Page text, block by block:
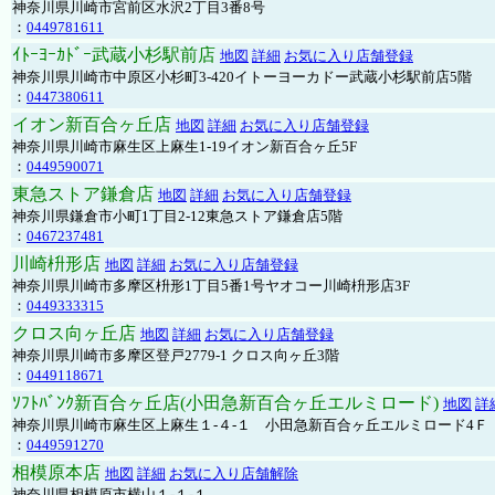
神奈川県川崎市宮前区水沢2丁目3番8号
： 0449781611
ｲﾄｰﾖｰｶﾄﾞｰ武蔵小杉駅前店 地図 詳細 お気に入り店舗登録
神奈川県川崎市中原区小杉町3-420イトーヨーカドー武蔵小杉駅前店5階
： 0447380611
イオン新百合ヶ丘店 地図 詳細 お気に入り店舗登録
神奈川県川崎市麻生区上麻生1-19イオン新百合ヶ丘5F
： 0449590071
東急ストア鎌倉店 地図 詳細 お気に入り店舗登録
神奈川県鎌倉市小町1丁目2-12東急ストア鎌倉店5階
： 0467237481
川崎枡形店 地図 詳細 お気に入り店舗登録
神奈川県川崎市多摩区枡形1丁目5番1号ヤオコー川崎枡形店3F
： 0449333315
クロス向ヶ丘店 地図 詳細 お気に入り店舗登録
神奈川県川崎市多摩区登戸2779-1 クロス向ヶ丘3階
： 0449118671
ｿﾌﾄﾊﾞﾝｸ新百合ヶ丘店(小田急新百合ヶ丘エルミロード) 地図 詳
神奈川県川崎市麻生区上麻生１-４-１ 小田急新百合ヶ丘エルミロード4Ｆ
： 0449591270
相模原本店 地図 詳細 お気に入り店舗解除